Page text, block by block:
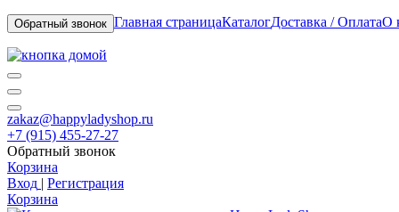
Обратный звонок Главная страницаКаталогДоставка / ОплатаО
zakaz@happyladyshop.ru
+7 (915) 455-27-27
Обратный звонок
Корзина
Вход | Регистрация
Корзина